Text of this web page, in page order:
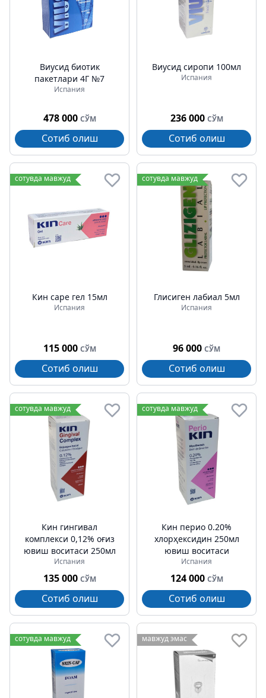
Виусид биотик
пакетлари 4Г №7
Испания
478 000 СЎМ
Сотиб олиш
Виусид сиропи 100мл
Испания
236 000 СЎМ
Сотиб олиш
сотувда мавжуд
Кин cаре гел 15мл
Испания
115 000 СЎМ
Сотиб олиш
сотувда мавжуд
Глисиген лабиал 5мл
Испания
96 000 СЎМ
Сотиб олиш
сотувда мавжуд
Кин гингивал
комплекси 0,12% оғиз
ювиш воситаси 250мл
Испания
135 000 СЎМ
Сотиб олиш
сотувда мавжуд
Кин перио 0.20%
хлорҳексидин 250мл
ювиш воситаси
Испания
124 000 СЎМ
Сотиб олиш
сотувда мавжуд мавжуд эмас